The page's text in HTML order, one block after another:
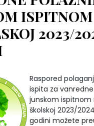
2023/
Raspored
ispita za
junskom ispitnom
školskoj 2023/
godini možete